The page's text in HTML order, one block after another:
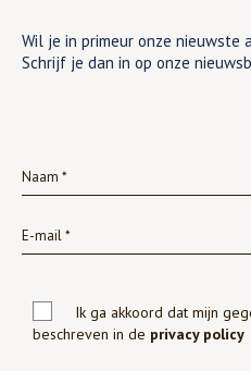
Wil je in primeur onze nieuwste
Schrijf je dan in op onze
Ik ga akkoord dat mijn
beschreven in de privacy policy